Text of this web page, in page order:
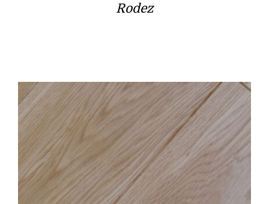
Rodez